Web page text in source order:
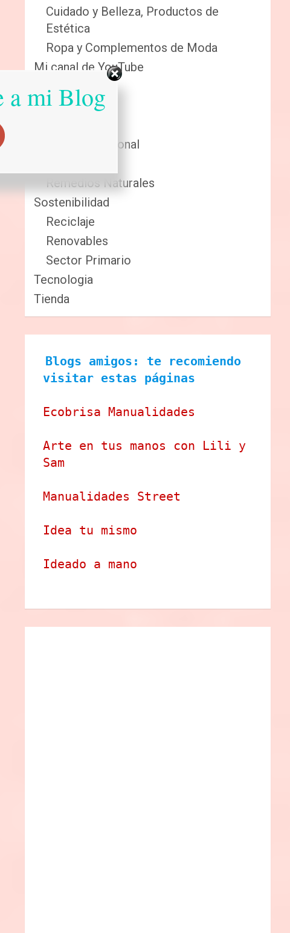
Cuidado y Belleza, Productos de
Estética
Ropa y Complementos de Moda
Mi canal de YouTube
Sabias que…
Salud
Cuidado Personal
Remedios Naturales
Sostenibilidad
Reciclaje
Renovables
Sector Primario
Tecnologia
Tienda
Blogs amigos: te recomiendo
visitar estas páginas
Ecobrisa Manualidades
Arte en tus manos con Lili y
Sam
Manualidades Street
Idea tu mismo
Ideado a mano
a mi Blog